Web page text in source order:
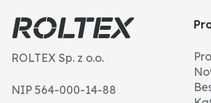
ROLTEX Sp. z o.o.
NIP 564-000-14-88